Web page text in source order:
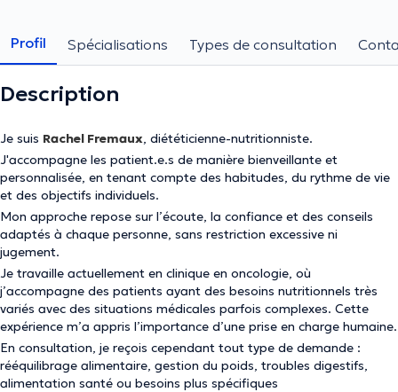
Profil Spécialisations Types de consultation
Description
Je suis Rachel Fremaux, diététicienne-nutritionniste.
J'accompagne les patient.e.s de manière bienveillante et
personnalisée, en tenant compte des habitudes, du rythme de vie
et des objectifs individuels.
Mon approche repose sur l’écoute, la confiance et des conseils
adaptés à chaque personne, sans restriction excessive ni
jugement.
Je travaille actuellement en clinique en oncologie, où
j’accompagne des patients ayant des besoins nutritionnels très
variés avec des situations médicales parfois complexes. Cette
expérience m’a appris l’importance d’une prise en charge humaine.
En consultation, je reçois cependant tout type de demande :
rééquilibrage alimentaire, gestion du poids, troubles digestifs,
alimentation santé ou besoins plus spécifiques